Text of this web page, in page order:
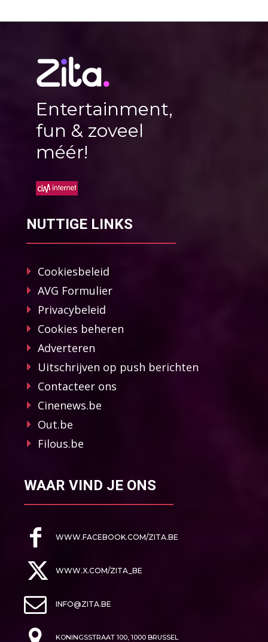
Entertainment,
fun & zoveel
méér!
NUTTIGE LINKS
Cookiesbeleid
AVG Formulier
Privacybeleid
Cookies beheren
Adverteren
Uitschrijven op push berichten
Contacteer ons
Cinenews.be
Out.be
Filous.be
WAAR VIND JE ONS
WWW.FACEBOOK.COM/ZITA.BE
WWW.X.COM/ZITA_BE
INFO@ZITA.BE
KONINGSSTRAAT 100, 1000 BRUSSEL